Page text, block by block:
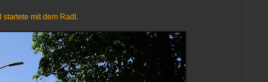
mit dem Radl.